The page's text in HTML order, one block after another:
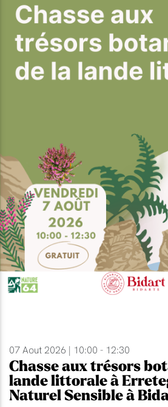
07 Aout 2026 | 10:00 - 12:30
Chasse aux trésors
lande littorale à
Naturel Sensible à